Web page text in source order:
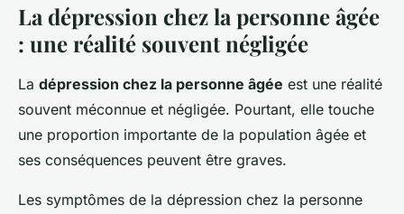
La dépression chez la personne âgée
: une réalité souvent négligée
La dépression chez la personne âgée est une réalité
souvent méconnue et négligée. Pourtant, elle touche
une proportion importante de la population âgée et
ses conséquences peuvent être graves.
Les symptômes de la dépression chez la personne